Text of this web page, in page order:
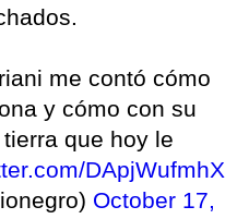
me contó cómo
y cómo con su
que hoy le
DApjWufmhX
October 17,